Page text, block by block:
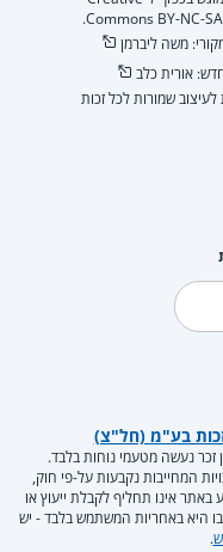
Commons BY-NC-SA
משה ליברמן
אורית כלב
לעיצוב שמורות לכל זכות
בע"מ (חל"צ)
זכר נעשה מטעמי נוחות בלבד.
המחייבות נקבעות על-פי חוק,
אינו תחליף לקבלת ייעוץ או
היא באחריות המשתמש בלבד - יש
.